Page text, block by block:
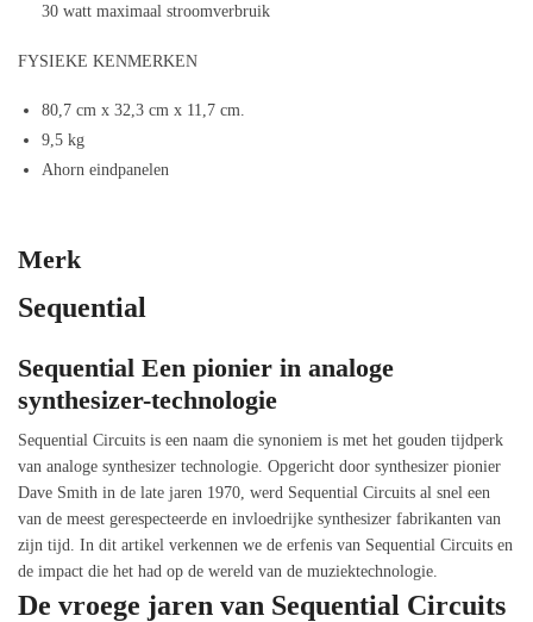
30 watt maximaal stroomverbruik
FYSIEKE KENMERKEN
80,7 cm x 32,3 cm x 11,7 cm.
9,5 kg
Ahorn eindpanelen
Merk
Sequential
Sequential Een pionier in analoge
synthesizer-technologie
Sequential Circuits is een naam die synoniem is met het gouden tijdperk
van analoge synthesizer technologie. Opgericht door synthesizer pionier
Dave Smith in de late jaren 1970, werd Sequential Circuits al snel een
van de meest gerespecteerde en invloedrijke synthesizer fabrikanten van
zijn tijd. In dit artikel verkennen we de erfenis van Sequential Circuits en
de impact die het had op de wereld van de muziektechnologie.
De vroege jaren van Sequential Circuits